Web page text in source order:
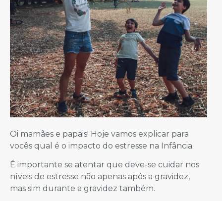
Oi mamães e papais! Hoje vamos explicar para
vocês qual é o impacto do estresse na Infância.
É importante se atentar que deve-se cuidar nos
níveis de estresse não apenas após a gravidez,
mas sim durante a gravidez também.